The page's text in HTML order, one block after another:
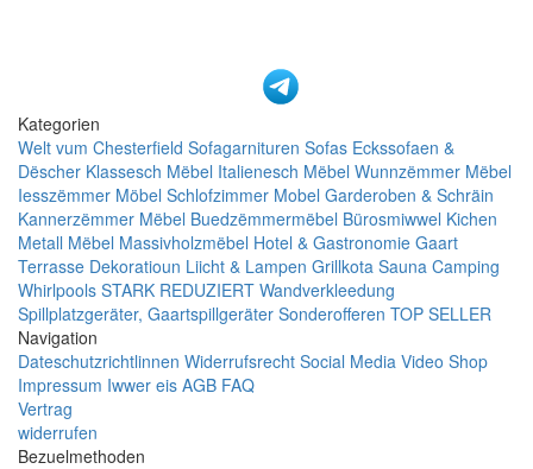
Kategorien
Welt vum Chesterfield Sofagarnituren Sofas Eckssofaen &
Dëscher Klassesch Mëbel Italienesch Mëbel Wunnzëmmer Mëbel
Iesszëmmer Möbel Schlofzimmer Mobel Garderoben & Schräin
Kannerzëmmer Mëbel Buedzëmmermëbel Bürosmiwwel Kichen
Metall Mëbel Massivholzmëbel Hotel & Gastronomie Gaart
Terrasse Dekoratioun Liicht & Lampen Grillkota Sauna Camping
Whirlpools STARK REDUZIERT Wandverkleedung
Spillplatzgeräter, Gaartspillgeräter Sonderofferen TOP SELLER
Navigation
Dateschutzrichtlinnen Widerrufsrecht Social Media Video Shop
Impressum Iwwer eis AGB FAQ
Vertrag
widerrufen
Bezuelmethoden